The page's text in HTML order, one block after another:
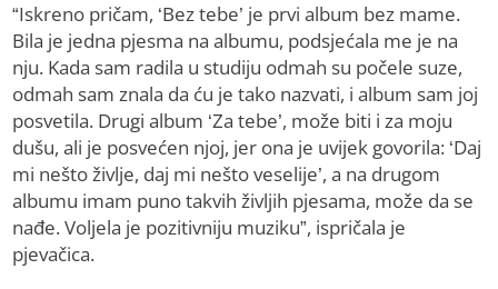
“Iskreno pričam, ‘Bez tebe’ je prvi album bez mame.
Bila je jedna pjesma na albumu, podsjećala me je na
nju. Kada sam radila u studiju odmah su počele suze,
odmah sam znala da ću je tako nazvati, i album sam joj
posvetila. Drugi album ‘Za tebe’, može biti i za moju
dušu, ali je posvećen njoj, jer ona je uvijek govorila: ‘Daj
mi nešto življe, daj mi nešto veselije’, a na drugom
albumu imam puno takvih življih pjesama, može da se
nađe. Voljela je pozitivniju muziku”, ispričala je
pjevačica.